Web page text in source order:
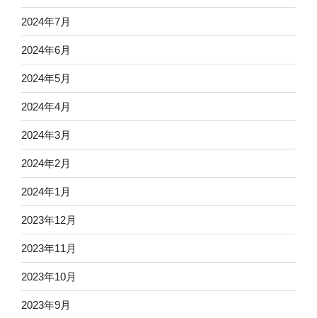
2024年7月
2024年6月
2024年5月
2024年4月
2024年3月
2024年2月
2024年1月
2023年12月
2023年11月
2023年10月
2023年9月